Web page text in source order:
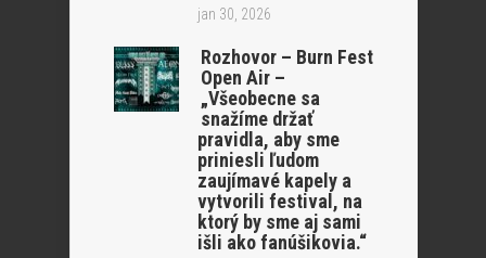
jan 30, 2026
Rozhovor – Burn Fest
Open Air –
„Všeobecne sa
snažíme držať
pravidla, aby sme
priniesli ľudom
zaujímavé kapely a
vytvorili festival, na
ktorý by sme aj sami
išli ako fanúšikovia.“